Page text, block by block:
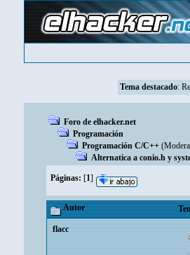
Tema destacado:
Foro de elhacker.net
Programación
Programación C/C++
Alternatica a conio.h y
Páginas: [1]
Autor
flacc